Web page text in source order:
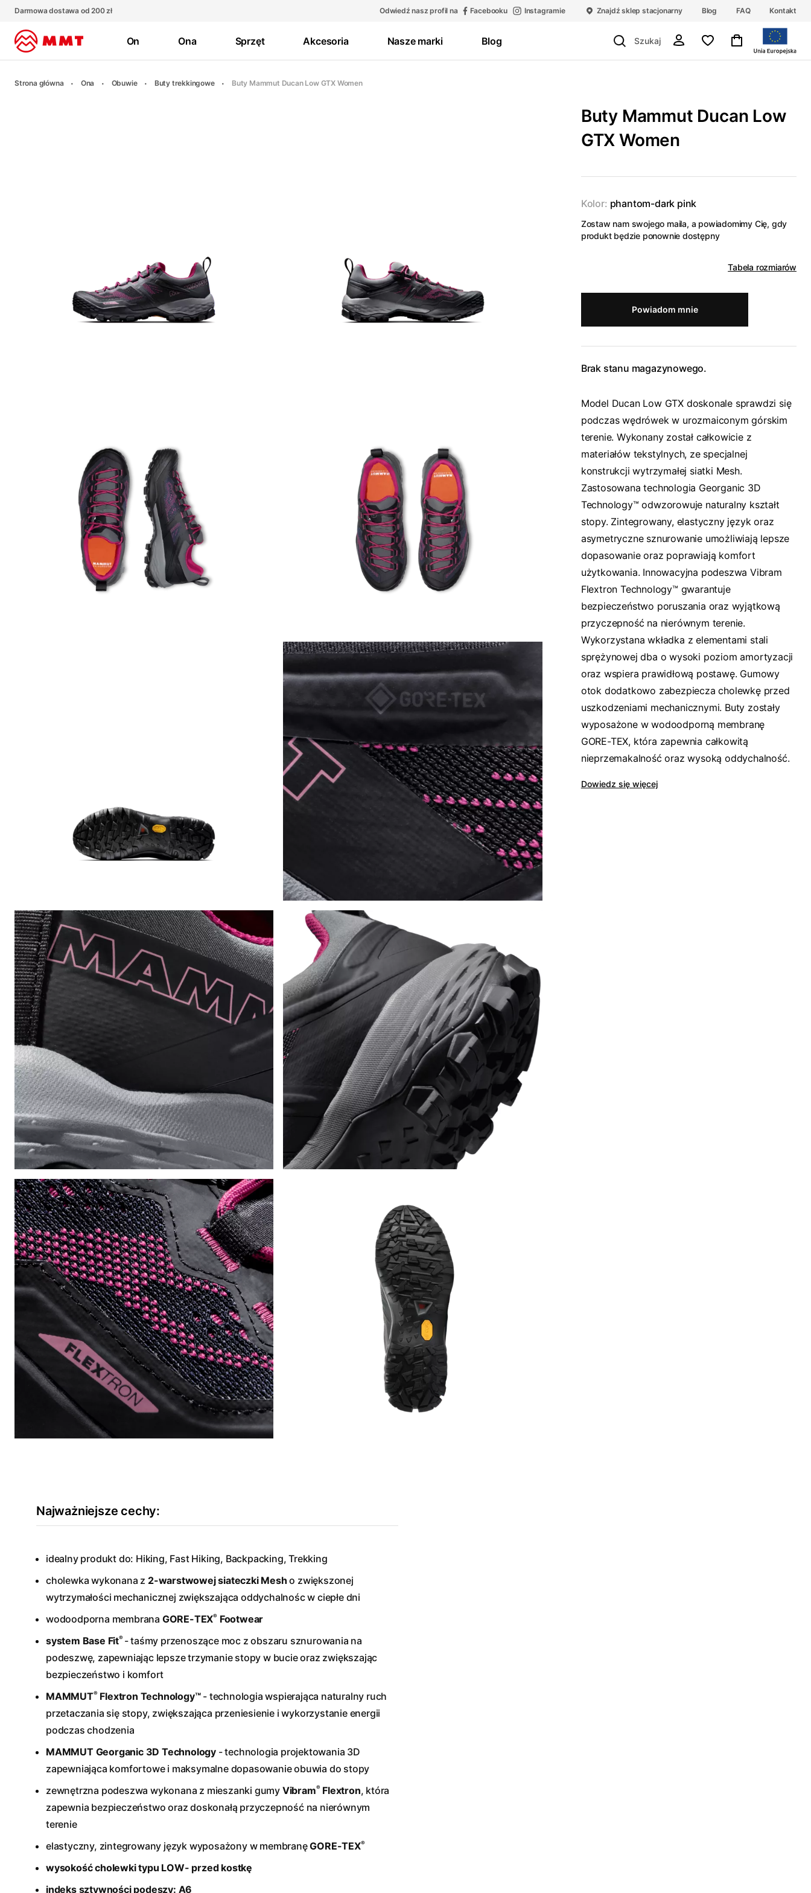
Darmowa dostawa od 200 zł Odwiedź nasz profil na Facebooku Instagramie Znajdź sklep stacjonarny Blog FAQ Kontakt
On Ona Sprzęt Akcesoria Nasze marki Blog
Strona główna Ona Obuwie Buty trekkingowe Buty Mammut Ducan Low GTX Women
Buty Mammut Ducan Low
GTX Women
Kolor: phantom-dark pink
Zostaw nam swojego maila, a powiadomimy Cię, gdy
produkt będzie ponownie dostępny
Tabela rozmiarów
Powiadom mnie
Brak stanu magazynowego.
Model Ducan Low GTX doskonale sprawdzi się
podczas wędrówek w urozmaiconym górskim
terenie. Wykonany został całkowicie z
materiałów tekstylnych, ze specjalnej
konstrukcji wytrzymałej siatki Mesh.
Zastosowana technologia Georganic 3D
Technology™ odwzorowuje naturalny kształt
stopy. Zintegrowany, elastyczny język oraz
asymetryczne sznurowanie umożliwiają lepsze
dopasowanie oraz poprawiają komfort
użytkowania. Innowacyjna podeszwa Vibram
Flextron Technology™ gwarantuje
bezpieczeństwo poruszania oraz wyjątkową
przyczepność na nierównym terenie.
Wykorzystana wkładka z elementami stali
sprężynowej dba o wysoki poziom amortyzacji
oraz wspiera prawidłową postawę. Gumowy
otok dodatkowo zabezpiecza cholewkę przed
uszkodzeniami mechanicznymi. Buty zostały
wyposażone w wodoodporną membranę
GORE-TEX, która zapewnia całkowitą
nieprzemakalność oraz wysoką oddychalność.
Dowiedz się więcej
Najważniejsze cechy:
idealny produkt do: Hiking, Fast Hiking, Backpacking, Trekking
cholewka wykonana z 2-warstwowej siateczki Mesh o zwiększonej
wytrzymałości mechanicznej zwiększająca oddychalnośc w ciepłe dni
wodoodporna membrana GORE-TEX® Footwear
system Base Fit® - taśmy przenoszące moc z obszaru sznurowania na
podeszwę, zapewniając lepsze trzymanie stopy w bucie oraz zwiększając
bezpieczeństwo i komfort
MAMMUT®Flextron Technology™ - technologia wspierająca naturalny ruch
przetaczania się stopy, zwiększająca przeniesienie i wykorzystanie energii
podczas chodzenia
MAMMUT Georganic 3D Technology - technologia projektowania 3D
zapewniająca komfortowe i maksymalne dopasowanie obuwia do stopy
zewnętrzna podeszwa wykonana z mieszanki gumy Vibram®Flextron, która
zapewnia bezpieczeństwo oraz doskonałą przyczepność na nierównym
terenie
elastyczny, zintegrowany język wyposażony w membranęGORE-TEX®
wysokość cholewki typu LOW- przed kostkę
indeks sztywności podeszy: A6